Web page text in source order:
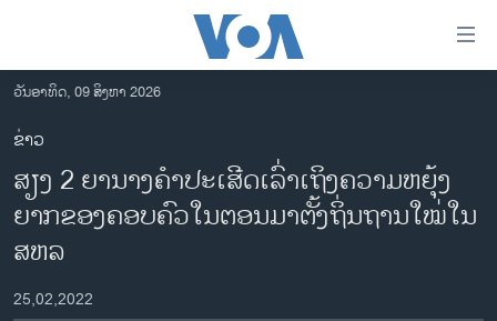
ເຂົ້າ
ຫາ
ຂ້າມ
ຂ້າມ
ຂ້າມ
ໄປ
ຫາ
ຊອກ
ຄົ້ນ
ອາເມຣິກາ
ການເລືອກຕັ້ງ ປະທານາທີບໍດີ ສະຫະລັດ 2024
ວັນອາທິດ, 09 ສິງຫາ 2026
ຂ່າວ
​ສຽງ​ 2 ຍາ​ນາງຄຳ​ປະ​ເສີດ​ເລົ່າ​ເຖິງ​ຄວາມ​ຫຍຸ້ງ​
ຍາກ​ຂອງ​ຄອບ​ຄົວ​ໃນ​ຕອນ​ມາ​ຕັ້ງ​ຖິ່ນ​ຖານ​ໃໝ່​ໃນ
ສ​ຫລ
25,02,2022